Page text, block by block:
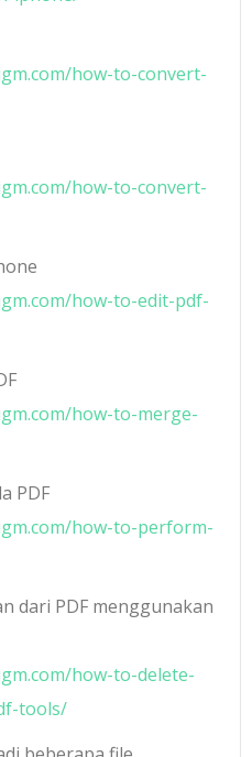
how-to-convert-
how-to-convert-
how-to-edit-pdf-
how-to-merge-
PDF
how-to-perform-
dari PDF menggunakan
how-to-delete-
tools/